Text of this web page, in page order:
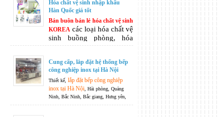
Hóa chất vệ sinh nhập khẩu
Hàn Quốc giá tốt
Bán buôn bán lẻ hóa chất vệ sinh
KOREA các loại hóa chất vệ
sinh buồng phòng, hóa
chất vệ sinh khách sạn hóa
năng, hóa chất chăm sóc
vệ sinh cá nhân, ...
Cung cấp, lắp đặt hệ thống bếp
công nghiệp inox tại Hà Nội
Thiết kế, lắp đặt bếp công nghiệp
inox tại Hà Nội , Hải phòng, Quảng
Ninh, Bắc Ninh, Bắc giang, Hưng yên,
Nam Định, thái Bình, Thanh Hoá, Nghệ